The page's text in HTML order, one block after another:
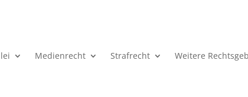
Medienrecht Strafrecht Weitere